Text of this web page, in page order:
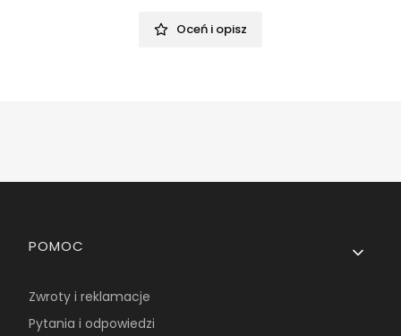
Oceń i opisz
Linki w stopce
POMOC
Zwroty i reklamacje
Pytania i odpowiedzi